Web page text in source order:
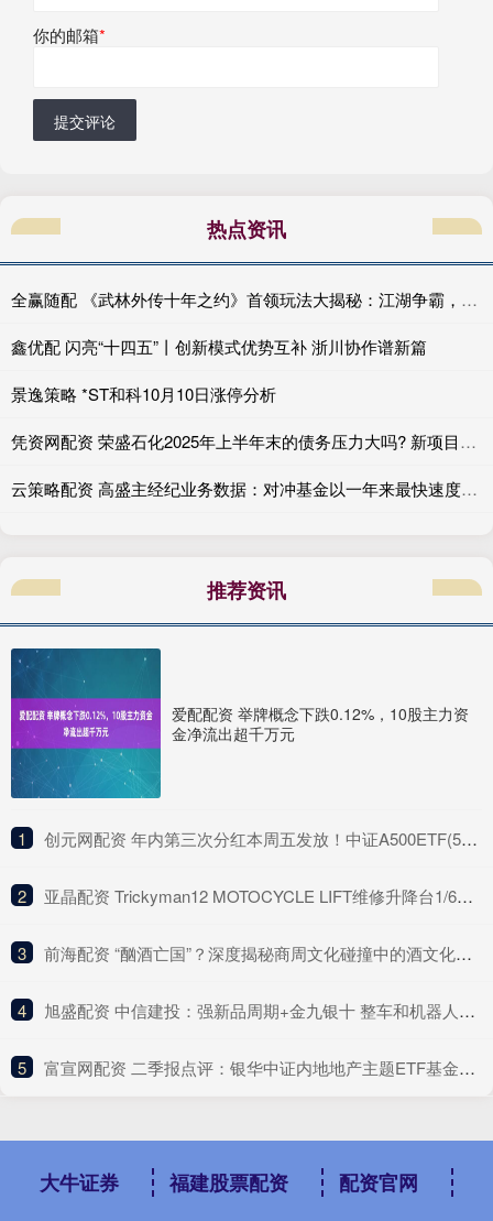
你的邮箱*
提交评论
热点资讯
全赢随配 《武林外传十年之约》首领玩法大揭秘：江湖争霸，谁与争锋！
鑫优配 闪亮“十四五”丨创新模式优势互补 浙川协作谱新篇
景逸策略 *ST和科10月10日涨停分析
凭资网配资 荣盛石化2025年上半年末的债务压力大吗? 新项目建设还搞不搞?
云策略配资 高盛主经纪业务数据：对冲基金以一年来最快速度卖出美国科技股
推荐资讯
爱配配资 举牌概念下跌0.12%，10股主力资
金净流出超千万元
1 ​创元网配资 年内第三次分红本周五发放！中证A500ETF(560510)冲击3连涨，A股市场“上台阶”行情有望延续
2 ​亚晶配资 Trickyman12 MOTOCYCLE LIFT维修升降台1/6人偶配件包_材质_制品_变形
3 ​前海配资 “酗酒亡国”？深度揭秘商周文化碰撞中的酒文化谜团_周朝_祭祀_青铜器
4 ​旭盛配资 中信建投：强新品周期+金九银十 整车和机器人进入布局阶段
5 ​富宣网配资 二季报点评：银华中证内地地产主题ETF基金季度涨幅-3.46%
大牛证券 福建股票配资 配资官网